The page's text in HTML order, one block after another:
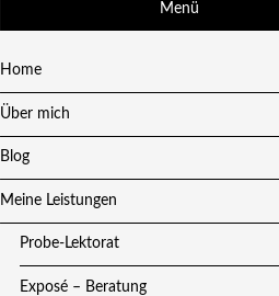
Menü
Home
Über mich
Blog
Meine Leistungen
Probe-Lektorat
Exposé – Beratung